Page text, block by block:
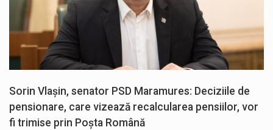
Sorin Vlașin, senator PSD Maramures: Deciziile de
pensionare, care vizează recalcularea pensiilor, vor
fi trimise prin Poșta Română